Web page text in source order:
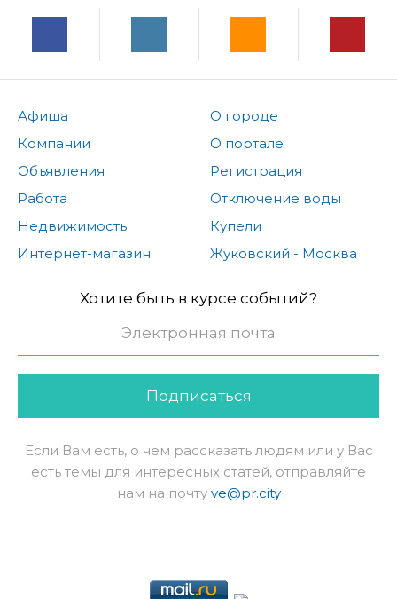
Афиша
Компании
Объявления
Работа
Недвижимость
Интернет-магазин
О городе
О портале
Регистрация
Отключение воды
Купели
Жуковский - Москва
Хотите быть в курсе событий?
Подписаться
Если Вам есть, о чем рассказать людям или у Вас
есть темы для интересных статей, отправляйте
нам на почту ve@pr.city